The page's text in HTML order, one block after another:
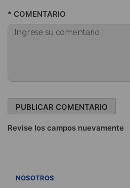
* COMENTARIO
Revise los campos nuevamente
NOSOTROS